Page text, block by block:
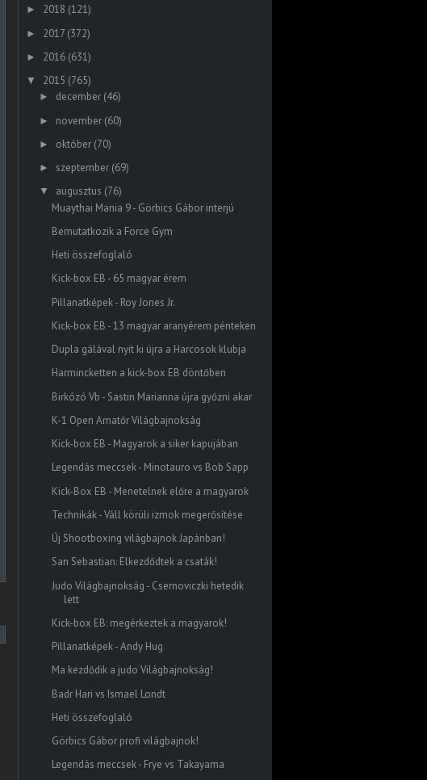
► 2018 (121)
► 2017 (372)
► 2016 (631)
▼ 2015 (765)
► december (46)
► november (60)
► október (70)
► szeptember (69)
▼ augusztus (76)
Muaythai Mania 9 - Görbics Gábor interjú
Bemutatkozik a Force Gym
Heti összefoglaló
Kick-box EB - 65 magyar érem
Pillanatképek - Roy Jones Jr.
Kick-box EB - 13 magyar aranyérem pénteken
Dupla gálával nyit ki újra a Harcosok klubja
Harmincketten a kick-box EB döntőben
Birkózó Vb - Sastin Marianna újra győzni akar
K-1 Open Amatőr Világbajnokság
Kick-box EB - Magyarok a siker kapujában
Legendás meccsek - Minotauro vs Bob Sapp
Kick-Box EB - Menetelnek előre a magyarok
Technikák - Váll körüli izmok megerősítése
Új Shootboxing világbajnok Japánban!
San Sebastian: Elkezdődtek a csaták!
Judo Világbajnokság - Csernoviczki hetedik
lett
Kick-box EB: megérkeztek a magyarok!
Pillanatképek - Andy Hug
Ma kezdődik a judo Világbajnokság!
Badr Hari vs Ismael Londt
Heti összefoglaló
Görbics Gábor profi világbajnok!
Legendás meccsek - Frye vs Takayama